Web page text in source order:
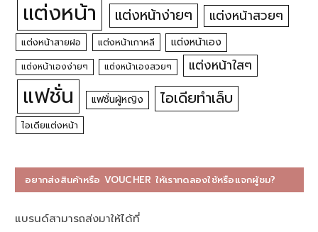
แต่งหน้า แต่งหน้าง่ายๆ แต่งหน้าสวยๆ
แต่งหน้าสายฝอ แต่งหน้าเกาหลี แต่งหน้าเอง
แต่งหน้าเองง่ายๆ แต่งหน้าเองสวยๆ แต่งหน้าใสๆ
แฟชั่น แฟชั่นผู้หญิง ไอเดียทำเล็บ
ไอเดียแต่งหน้า
อยากส่งสินค้าหรือ VOUCHER ให้เราทดลองใช้หรือแจกผู้ชม?
แบรนด์สามารถส่งมาให้ได้ที่